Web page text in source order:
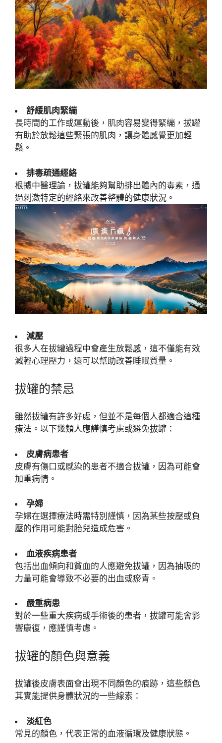
舒緩肌肉緊繃
長時間的工作或運動後，肌肉容易變得緊繃，拔罐
有助於放鬆這些緊張的肌肉，讓身體感覺更加輕
鬆。
排毒疏通經絡
根據中醫理論，拔罐能夠幫助排出體內的毒素，通
過刺激特定的經絡來改善整體的健康狀況。
減壓
很多人在拔罐過程中會產生放鬆感，這不僅能有效
減輕心理壓力，還可以幫助改善睡眠質量。
拔罐的禁忌
雖然拔罐有許多好處，但並不是每個人都適合這種
療法。以下幾類人應謹慎考慮或避免拔罐：
皮膚病患者
皮膚有傷口或感染的患者不適合拔罐，因為可能會
加重病情。
孕婦
孕婦在選擇療法時需特別謹慎，因為某些按壓或負
壓的作用可能對胎兒造成危害。
血液疾病患者
包括出血傾向和貧血的人應避免拔罐，因為抽吸的
力量可能會導致不必要的出血或瘀青。
嚴重病患
對於一些重大疾病或手術後的患者，拔罐可能會影
響康復，應謹慎考慮。
拔罐的顏色與意義
拔罐後皮膚表面會出現不同顏色的痕跡，這些顏色
其實能提供身體狀況的一些線索：
淡紅色
常見的顏色，代表正常的血液循環及健康狀態。